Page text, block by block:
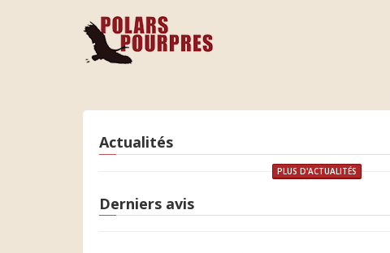
Actualités
PLUS D'ACTUALITÉS
Derniers avis